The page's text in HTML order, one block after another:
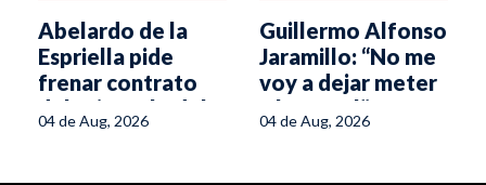
Abelardo de la
Espriella pide
frenar contrato
del Triángulo del
Tolima
04 de Aug, 2026
Guillermo Alfonso
Jaramillo: “No me
voy a dejar meter
a la cárcel”
04 de Aug, 2026